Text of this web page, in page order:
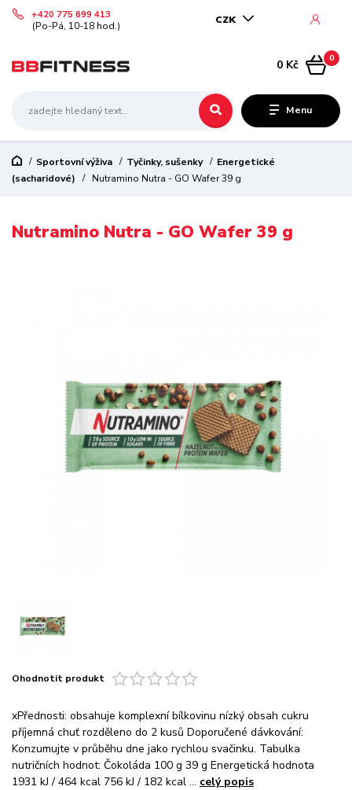
Menu
CZK
+420 775 699 413
(Po-Pá, 10-18 hod.)
0
0 Kč
Sportovní výživa Tyčinky, sušenky
Energetické
(sacharidové)
Nutramino Nutra - GO Wafer 39 g
Nutramino Nutra - GO Wafer 39 g
Ohodnotit produkt
xPřednosti: obsahuje komplexní bílkovinu nízký obsah cukru
příjemná chuť rozděleno do 2 kusů Doporučené dávkování:
Konzumujte v průběhu dne jako rychlou svačinku. Tabulka
nutričních hodnot: Čokoláda 100 g 39 g Energetická hodnota
1931 kJ / 464 kcal 756 kJ / 182 kcal ... celý popis